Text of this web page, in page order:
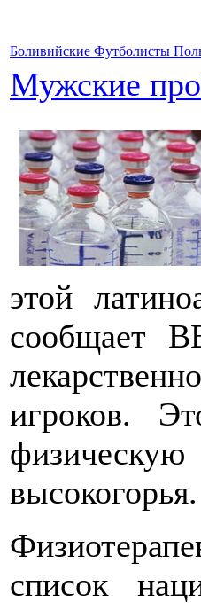
Боливийские Футболисты
Мужские
этой
сообщает
игроков.
высокогорья.
список